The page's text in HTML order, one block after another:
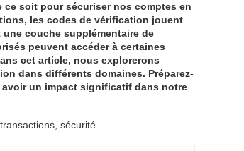
soit pour sécuriser nos comptes en
les codes de vérification jouent
couche supplémentaire de
peuvent accéder à certaines
cet article, nous explorerons
dans différents domaines. Préparez-
un impact significatif dans notre
sécurité.